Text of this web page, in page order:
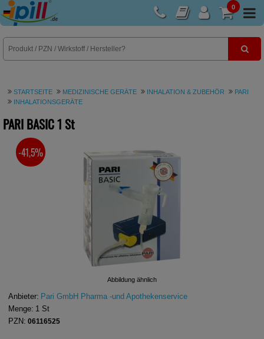
0
E-Rezept
STARTSEITE MEDIZINISCHE GERÄTE INHALATION & ZUBEHÖR
PARI
INHALATIONSGERÄTE
PARI BASIC1 St
Abbildung ähnlich
SIE SPAREN
-41,5%
Anbieter: Pari GmbH Pharma -und Apothekenservice
Menge: 1 St
PZN: 06116525